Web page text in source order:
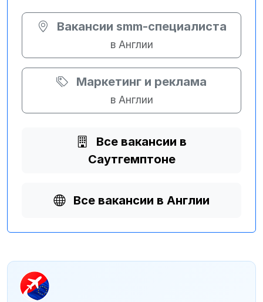
Вакансии smm-специалиста
в Англии
Маркетинг и реклама
в Англии
Все вакансии в
Саутгемптоне
Все вакансии в Англии